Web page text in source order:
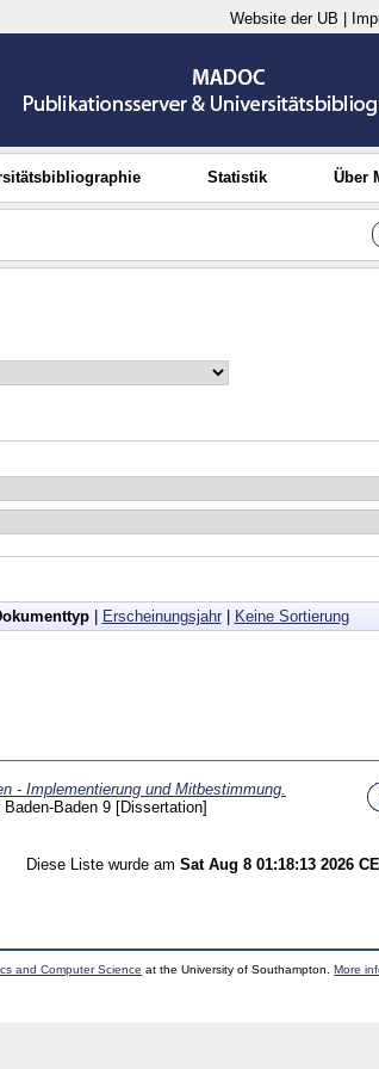
Website der UB
Statistik Über
| Erscheinungsjahr| Keine Sortierung
- Implementierung und Mitbestimmung.
Baden 9 [Dissertation]
Diese Liste wurde am Sat Aug 8 01:18:13 2026
and Computer Science at the University of Southampton.More